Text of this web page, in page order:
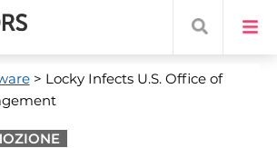
> Locky Infects U.S. Office of